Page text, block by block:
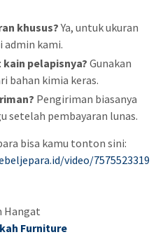
khusus?Ya, untuk ukuran
admin kami.
pelapisnya? Gunakan
bahan kimia keras.
Pengiriman biasanya
setelah pembayaran lunas.
bisa kamu tonton sini:
video/7575523319
Hangat
Furniture